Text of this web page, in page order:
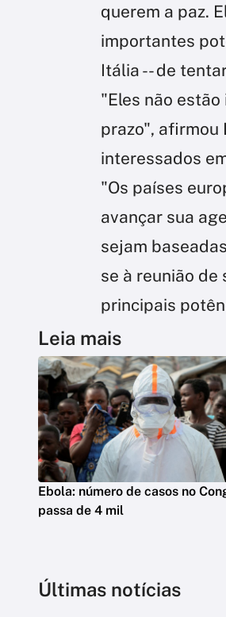
querem a paz.
importantes
Itália -- de
"Eles não
prazo", afirmou
interessados
"Os países
avançar sua
sejam
se à reunião
principais
Leia mais
Ebola: número de casos no
passa de 4 mil
Últimas notícias